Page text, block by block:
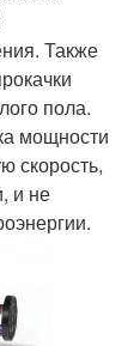
Также
пола.
мощности
скорость,
и не